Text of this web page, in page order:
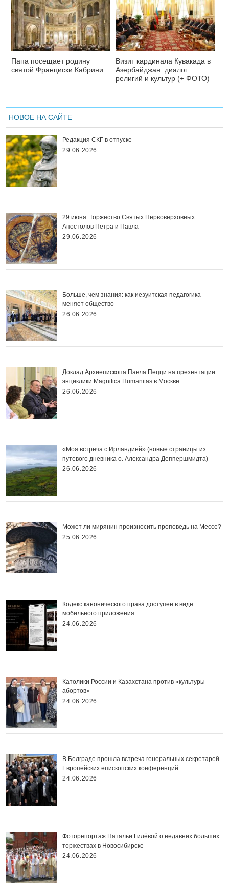
Папа посещает родину
святой Франциски Кабрини
Визит кардинала Кувакада в
Азербайджан: диалог
религий и культур (+ ФОТО)
НОВОЕ НА САЙТЕ
Редакция СКГ в отпуске
29.06.2026
29 июня. Торжество Святых Первоверховных
Апостолов Петра и Павла
29.06.2026
Больше, чем знания: как иезуитская педагогика
меняет общество
26.06.2026
Доклад Архиепископа Павла Пецци на презентации
энциклики Magnifica Нumanitas в Москве
26.06.2026
«Моя встреча с Ирландией» (новые страницы из
путевого дневника о. Александра Деппершмидта)
26.06.2026
Может ли мирянин произносить проповедь на Мессе?
25.06.2026
Кодекс канонического права доступен в виде
мобильного приложения
24.06.2026
Католики России и Казахстана против «культуры
абортов»
24.06.2026
В Белграде прошла встреча генеральных секретарей
Европейских епископских конференций
24.06.2026
Фоторепортаж Натальи Гилёвой о недавних больших
торжествах в Новосибирске
24.06.2026